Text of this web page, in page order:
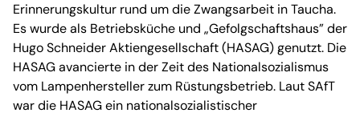
Erinnerungskultur rund um die Zwangsarbeit in Taucha.
Es wurde als Betriebsküche und „Gefolgschaftshaus” der
Hugo Schneider Aktiengesellschaft (HASAG) genutzt. Die
HASAG avancierte in der Zeit des Nationalsozialismus
vom Lampenhersteller zum Rüstungsbetrieb. Laut SAfT
war die HASAG ein nationalsozialistischer